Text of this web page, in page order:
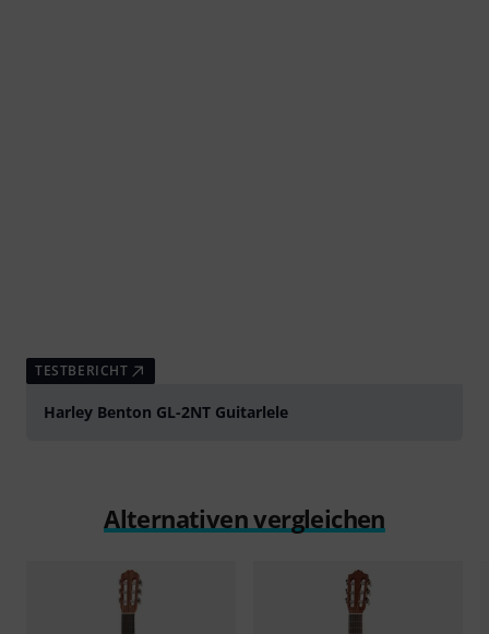
TESTBERICHT
Harley Benton GL-2NT Guitarlele
Alternativen vergleichen